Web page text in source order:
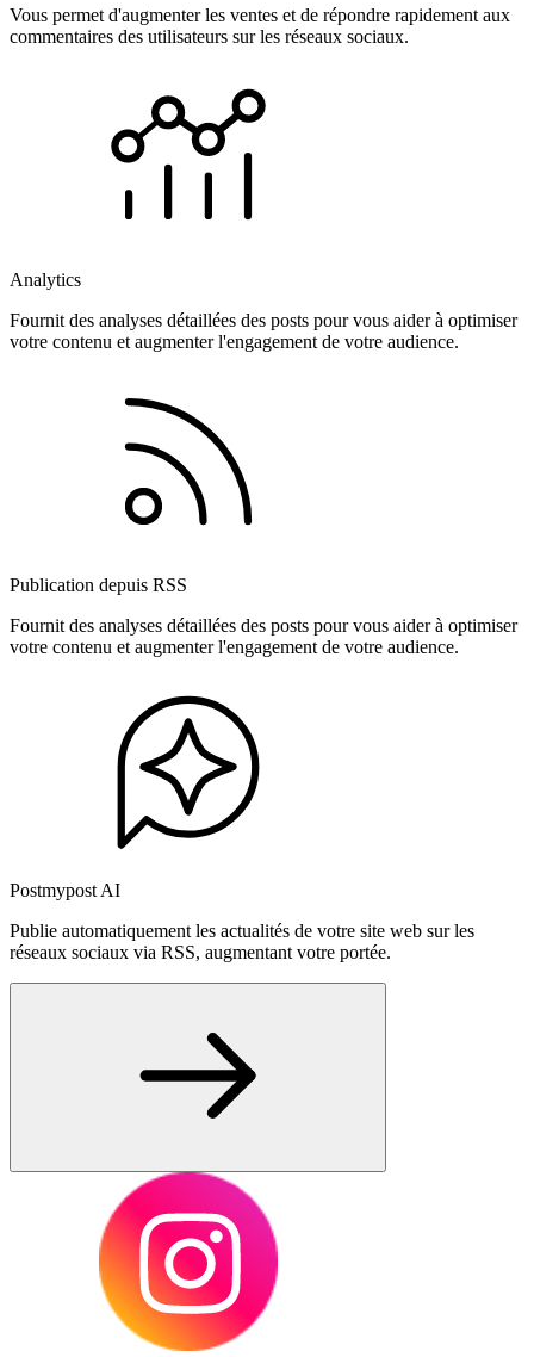
Vous permet d'augmenter les ventes et de répondre rapidement aux
commentaires des utilisateurs sur les réseaux sociaux.
Analytics
Fournit des analyses détaillées des posts pour vous aider à optimiser
votre contenu et augmenter l'engagement de votre audience.
Publication depuis RSS
Fournit des analyses détaillées des posts pour vous aider à optimiser
votre contenu et augmenter l'engagement de votre audience.
Postmypost AI
Publie automatiquement les actualités de votre site web sur les
réseaux sociaux via RSS, augmentant votre portée.